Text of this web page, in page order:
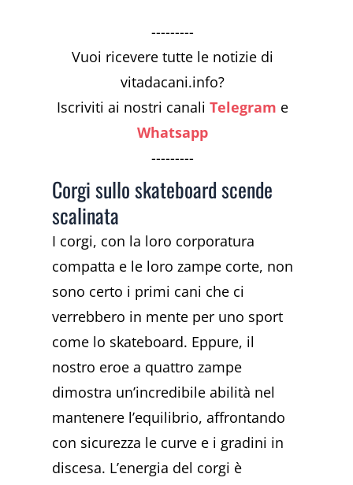
---------
Vuoi ricevere tutte le notizie di
vitadacani.info?
Iscriviti ai nostri canaliTelegram e
Whatsapp
---------
Corgi sullo skateboard scende
scalinata
I corgi, con la loro corporatura
compatta e le loro zampe corte, non
sono certo i primi cani che ci
verrebbero in mente per uno sport
come lo skateboard. Eppure, il
nostro eroe a quattro zampe
dimostra un’incredibile abilità nel
mantenere l’equilibrio, affrontando
con sicurezza le curve e i gradini in
discesa. L’energia del corgi è